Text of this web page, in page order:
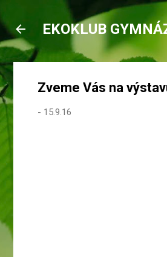
EKOKLUB
Zveme Vás na
- 15.9.16